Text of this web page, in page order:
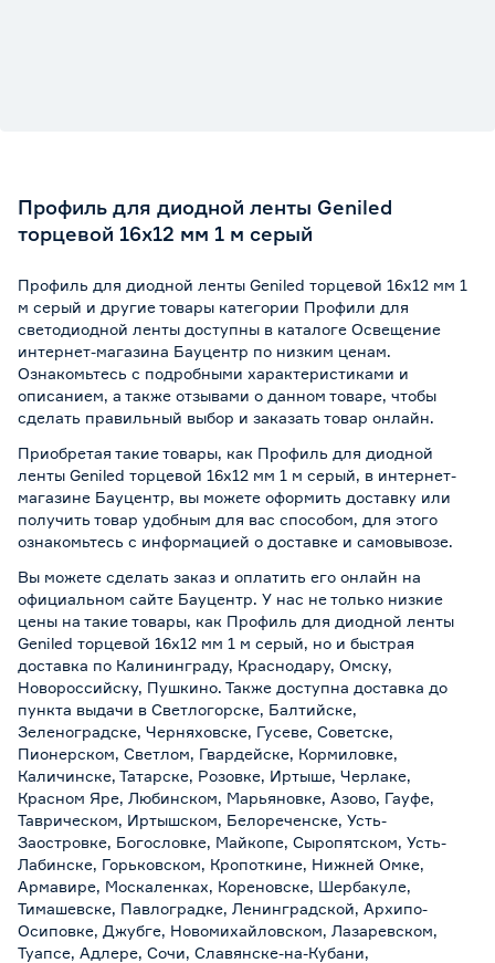
Профиль для диодной ленты Geniled
торцевой 16х12 мм 1 м серый
Профиль для диодной ленты Geniled торцевой 16х12 мм 1
м серый и другие товары категории Профили для
светодиодной ленты доступны в каталоге Освещение
интернет-магазина Бауцентр по низким ценам.
Ознакомьтесь с подробными характеристиками и
описанием, а также отзывами о данном товаре, чтобы
сделать правильный выбор и заказать товар онлайн.
Приобретая такие товары, как Профиль для диодной
ленты Geniled торцевой 16х12 мм 1 м серый, в интернет-
магазине Бауцентр, вы можете оформить доставку или
получить товар удобным для вас способом, для этого
ознакомьтесь с информацией о доставке и самовывозе.
Вы можете сделать заказ и оплатить его онлайн на
официальном сайте Бауцентр. У нас не только низкие
цены на такие товары, как Профиль для диодной ленты
Geniled торцевой 16х12 мм 1 м серый, но и быстрая
доставка по Калининграду, Краснодару, Омску,
Новороссийску, Пушкино. Также доступна доставка до
пункта выдачи в Светлогорске, Балтийске,
Зеленоградске, Черняховске, Гусеве, Советске,
Пионерском, Светлом, Гвардейске, Кормиловке,
Каличинске, Татарске, Розовке, Иртыше, Черлаке,
Красном Яре, Любинском, Марьяновке, Азово, Гауфе,
Таврическом, Иртышском, Белореченске, Усть-
Заостровке, Богословке, Майкопе, Сыропятском, Усть-
Лабинске, Горьковском, Кропоткине, Нижней Омке,
Армавире, Москаленках, Кореновске, Шербакуле,
Тимашевске, Павлоградке, Ленинградской, Архипо-
Осиповке, Джубге, Новомихайловском, Лазаревском,
Туапсе, Адлере, Сочи, Славянске-на-Кубани,